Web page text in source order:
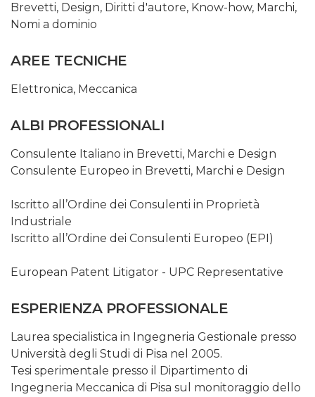
Brevetti, Design, Diritti d'autore, Know-how, Marchi,
Nomi a dominio
AREE TECNICHE
Elettronica, Meccanica
ALBI PROFESSIONALI
Consulente Italiano in Brevetti, Marchi e Design
Consulente Europeo in Brevetti, Marchi e Design
Iscritto all’Ordine dei Consulenti in Proprietà
Industriale
Iscritto all’Ordine dei Consulenti Europeo (EPI)
European Patent Litigator - UPC Representative
ESPERIENZA PROFESSIONALE
Laurea specialistica in Ingegneria Gestionale presso
Università degli Studi di Pisa nel 2005.
Tesi sperimentale presso il Dipartimento di
Ingegneria Meccanica di Pisa sul monitoraggio dello